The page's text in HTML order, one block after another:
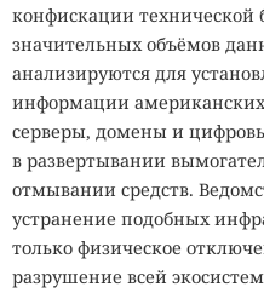
конфискации технической
значительных объёмов
анализируются для
информации
серверы, домены и
в развертывании
отмывании средств.
устранение подобных
только физическое
разрушение всей